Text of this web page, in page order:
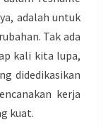
adalah untuk
Tak ada
kali kita lupa,
didedikasikan
kerja
kuat.